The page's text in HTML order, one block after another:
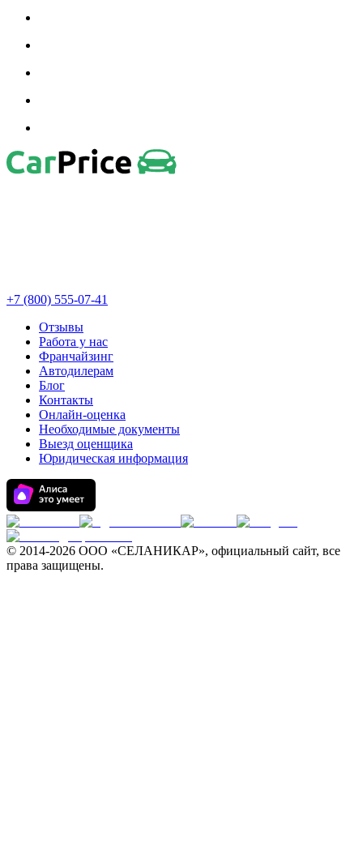
+7 (800) 555-07-41
Отзывы
Работа у нас
Франчайзинг
Автодилерам
Блог
Контакты
Онлайн-оценка
Необходимые документы
Выезд оценщика
Юридическая информация
© 2014-2026 ООО «СЕЛАНИКАР», официальный сайт, все
права защищены.